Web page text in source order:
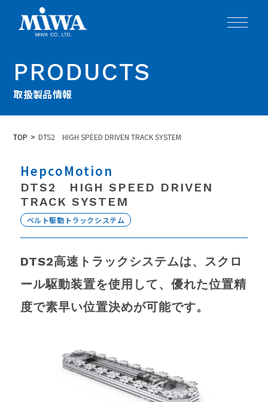
PRODUCTS
取扱製品情報
TOP DTS2 HIGH SPEED DRIVEN TRACK SYSTEM
HepcoMotion
DTS2 HIGH SPEED DRIVEN
TRACK SYSTEM
ベルト駆動トラックシステム
DTS2高速トラックシステムは、スクロ
ール駆動装置を使用して、優れた位置精
度で素早い位置決めが可能です。